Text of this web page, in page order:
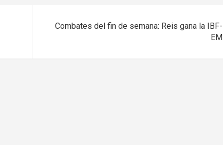
Combates del fin de semana: Reis gana la IBF-
EM